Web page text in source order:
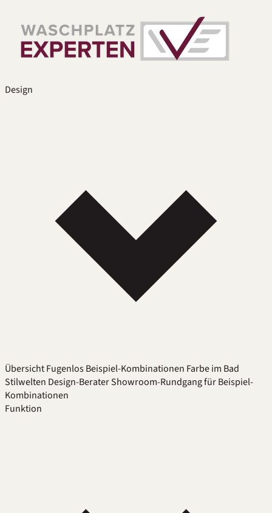
Design
ÜbersichtFugenlosBeispiel-Kombinationen Farbe im Bad
Stilwelten Design-BeraterShowroom-Rundgang für Beispiel-
Kombinationen
Funktion